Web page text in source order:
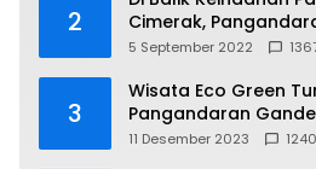
2
Cimerak,
5 September 2022
3
Wisata Eco Green
Pangandaran
11 Desember 2023